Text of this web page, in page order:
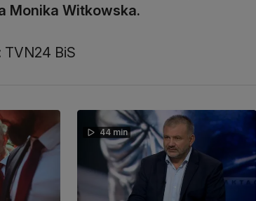
Monika Witkowska.
TVN24 BiS
44 min